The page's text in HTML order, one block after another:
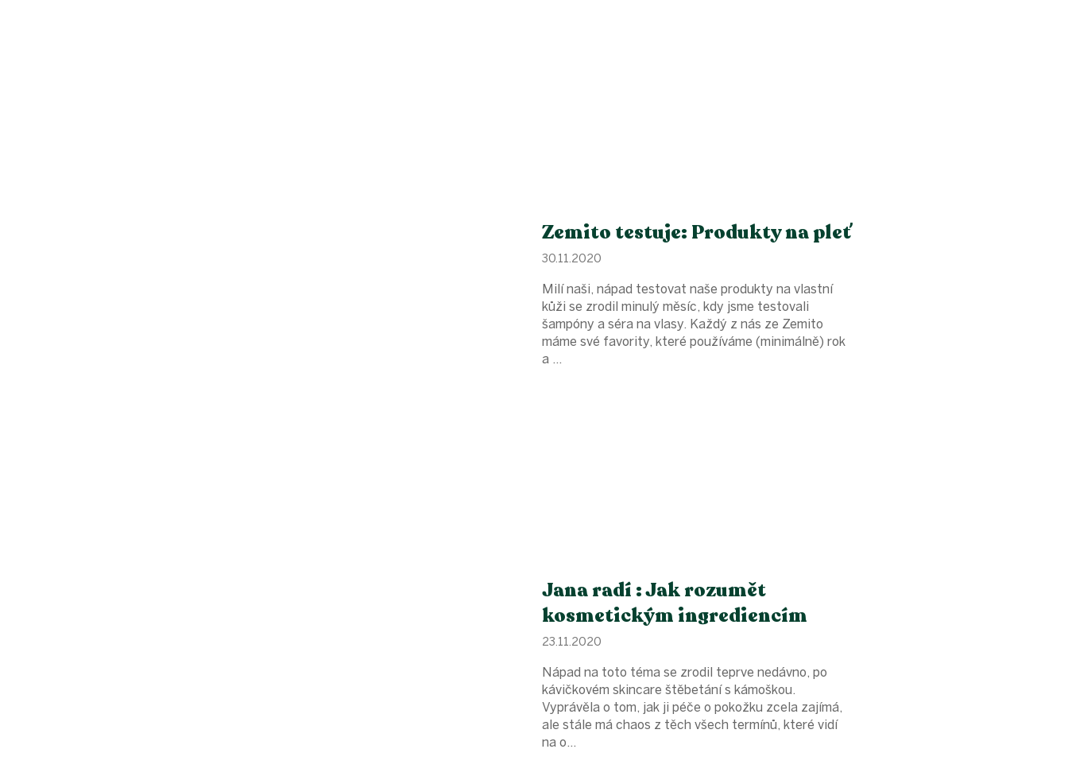
Zemito testuje: Produkty na pleť
30.11.2020
Milí naši, nápad testovat naše produkty na vlastní
kůži se zrodil minulý měsíc, kdy jsme testovali
šampóny a séra na vlasy. Každý z nás ze Zemito
máme své favority, které používáme (minimálně) rok
a ...
Jana radí : Jak rozumět
kosmetickým ingrediencím
23.11.2020
Nápad na toto téma se zrodil teprve nedávno, po
kávičkovém skincare štěbetání s kámoškou.
Vyprávěla o tom, jak ji péče o pokožku zcela zajímá,
ale stále má chaos z těch všech termínů, které vidí
na o...